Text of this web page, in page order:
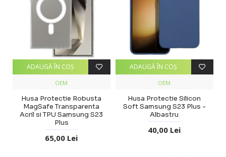
OEM
Husa Protectie Robusta
MagSafe Transparenta
Acril si TPU Samsung S23
Plus
65,00 Lei
ADAUGĂ ÎN COŞ
OEM
Husa Protectie Silicon
Soft Samsung S23 Plus -
Albastru
40,00 Lei
ADAUGĂ ÎN COŞ